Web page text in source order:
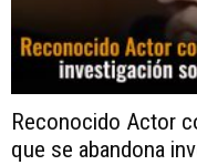
Reconocido Actor
que se abandona